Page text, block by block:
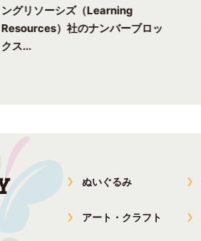
ングリソーシズ（Learning
Resources）社のナンバーブロッ
クス...
ぬいぐるみ
アート・クラフト